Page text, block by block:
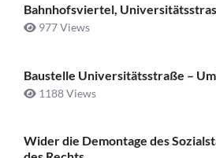
Bahnhofsviertel,
977 Views
Baustelle Universitätsstraße ­–
1188 Views
Wider die Demontage des